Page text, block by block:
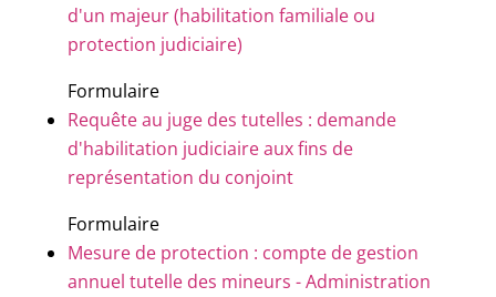
d'un majeur (habilitation familiale ou
protection judiciaire)
Formulaire
Requête au juge des tutelles : demande
d'habilitation judiciaire aux fins de
représentation du conjoint
Formulaire
Mesure de protection : compte de gestion
annuel tutelle des mineurs - Administration